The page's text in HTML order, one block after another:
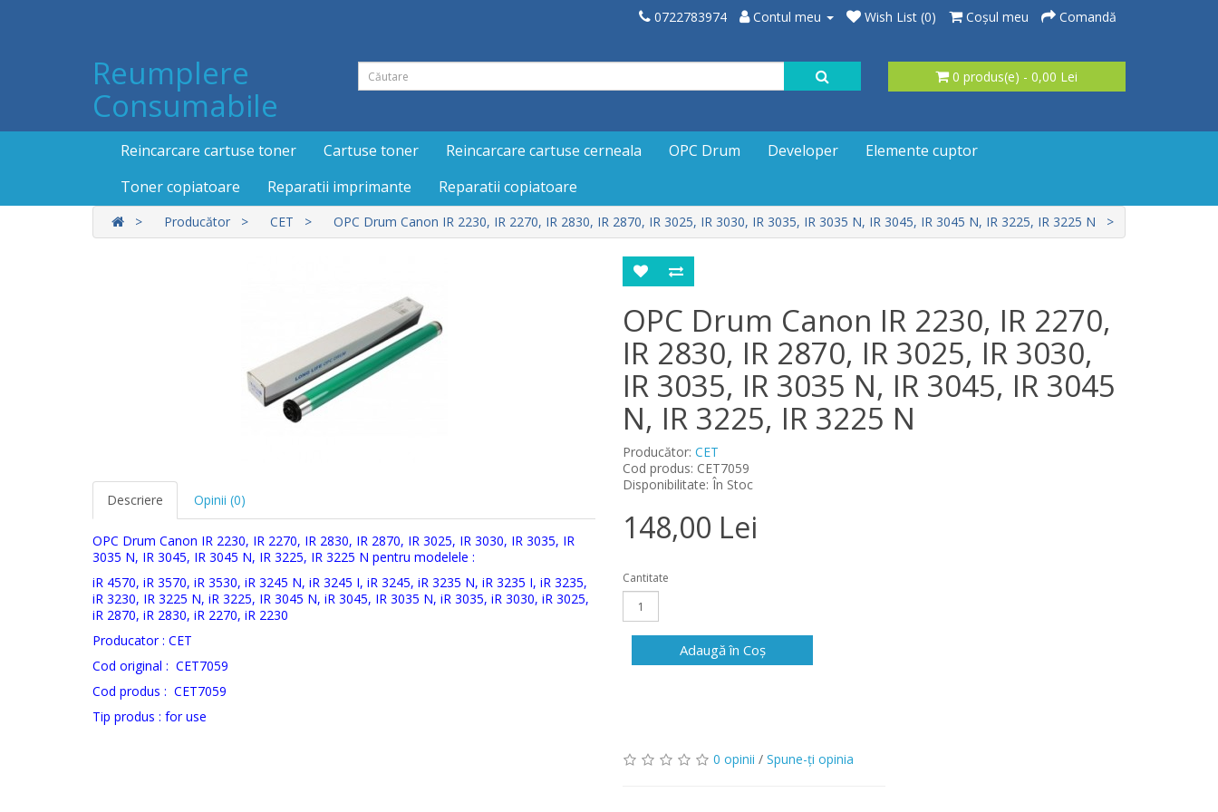
0722783974 Contul meu Wish List (0) Coşul meu Comandă
Reumplere
Consumabile
0 produs(e) - 0,00 Lei
Reincarcare cartuse toner Cartuse toner Reincarcare cartuse cerneala OPC Drum Developer
Elemente cuptor
Toner copiatoare
Reparatii imprimante Reparatii copiatoare
Producător CET OPC Drum Canon IR 2230, IR 2270, IR 2830, IR 2870, IR 3025, IR 3030, IR 3035, IR 3035 N, IR 3045, IR 3045 N, IR 3225, IR 3225 N
Descriere Opinii (0)
OPC Drum Canon IR 2230, IR 2270, IR 2830, IR 2870, IR 3025, IR 3030, IR 3035, IR
3035 N, IR 3045, IR 3045 N, IR 3225, IR 3225 N pentru modelele :
iR 4570, iR 3570, iR 3530, iR 3245 N, iR 3245 I, iR 3245, iR 3235 N, iR 3235 I, iR 3235,
iR 3230, IR 3225 N, iR 3225, IR 3045 N, iR 3045, IR 3035 N, iR 3035, iR 3030, iR 3025,
iR 2870, iR 2830, iR 2270, iR 2230
Producator : CET
Cod original : CET7059
Cod produs : CET7059
Tip produs : for use
OPC Drum Canon IR 2230, IR 2270,
IR 2830, IR 2870, IR 3025, IR 3030,
IR 3035, IR 3035 N, IR 3045, IR 3045
N, IR 3225, IR 3225 N
Producător: CET
Cod produs: CET7059
Disponibilitate: În Stoc
148,00 Lei
Cantitate
Adaugă în Coş
0 opinii / Spune-ţi opinia